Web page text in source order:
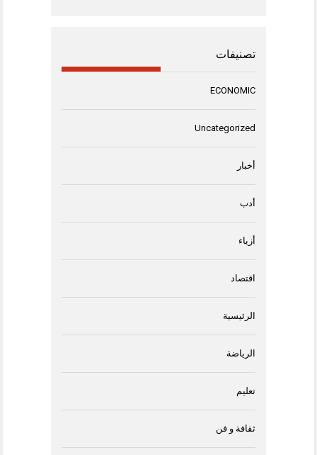
تصنيفات
ECONOMIC
Uncategorized
أخبار
أدب
أزياء
اقتصاد
الرئيسية
الرياضة
تعليم
ثقافة و فن